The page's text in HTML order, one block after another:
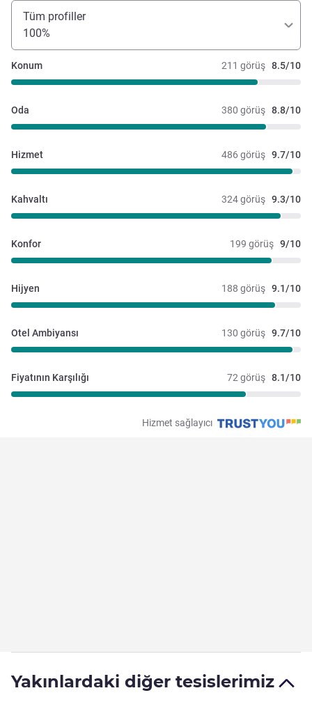
Tüm profiller
100%
211 görüş 8.5/10
Konum
380 görüş 8.8/10
Oda
486 görüş 9.7/10
Hizmet
324 görüş 9.3/10
Kahvaltı
199 görüş 9/10
Konfor
188 görüş 9.1/10
Hijyen
130 görüş 9.7/10
Otel Ambiyansı
72 görüş 8.1/10
Fiyatının Karşılığı
Hizmet sağlayıcı
Yakınlardaki diğer tesislerimiz